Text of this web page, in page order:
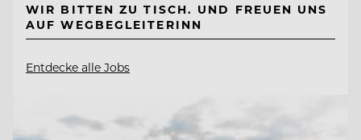
WIR BITTEN ZU TISCH. UND FREUEN UNS
AUF WEGBEGLEITERINN
Entdecke alle Jobs